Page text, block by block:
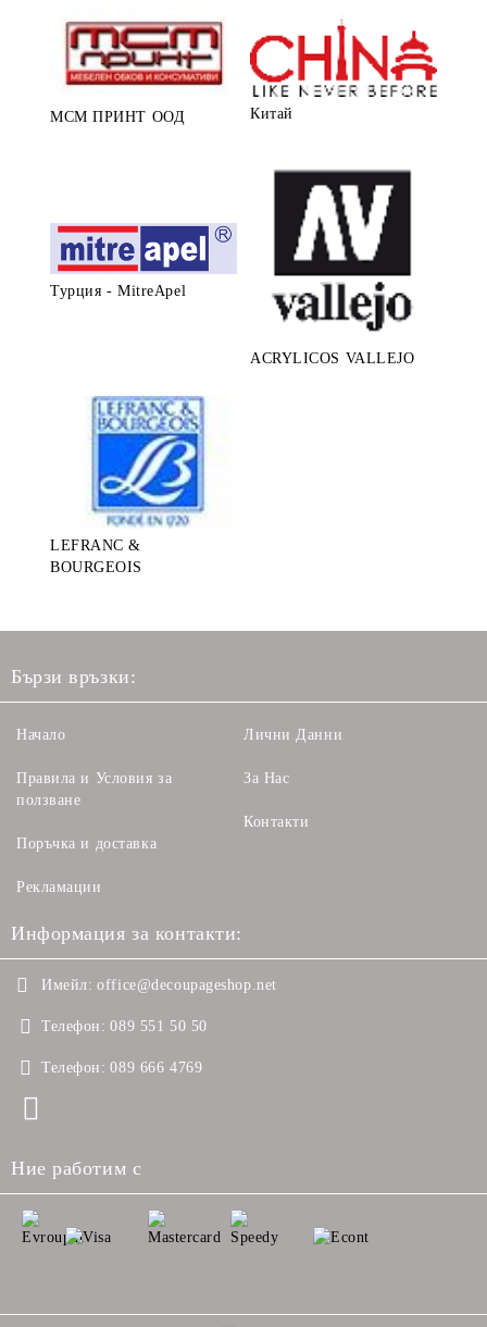
МСМ ПРИНТ ООД Китай
Турция - MitreApel
ACRYLICOS VALLEJO
LEFRANC &
BOURGEOIS
Бързи връзки:
Начало
Правила и Условия за
ползване
Поръчка и доставка
Рекламации
Лични Данни
За Нас
Контакти
Информация за контакти:
Имейл: office@decoupageshop.net
Телефон: 089 551 50 50
Телефон: 089 666 4769
Ние работим с